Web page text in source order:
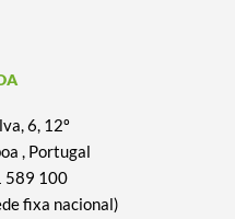
6, 12º
, Portugal
589 100
fixa nacional)